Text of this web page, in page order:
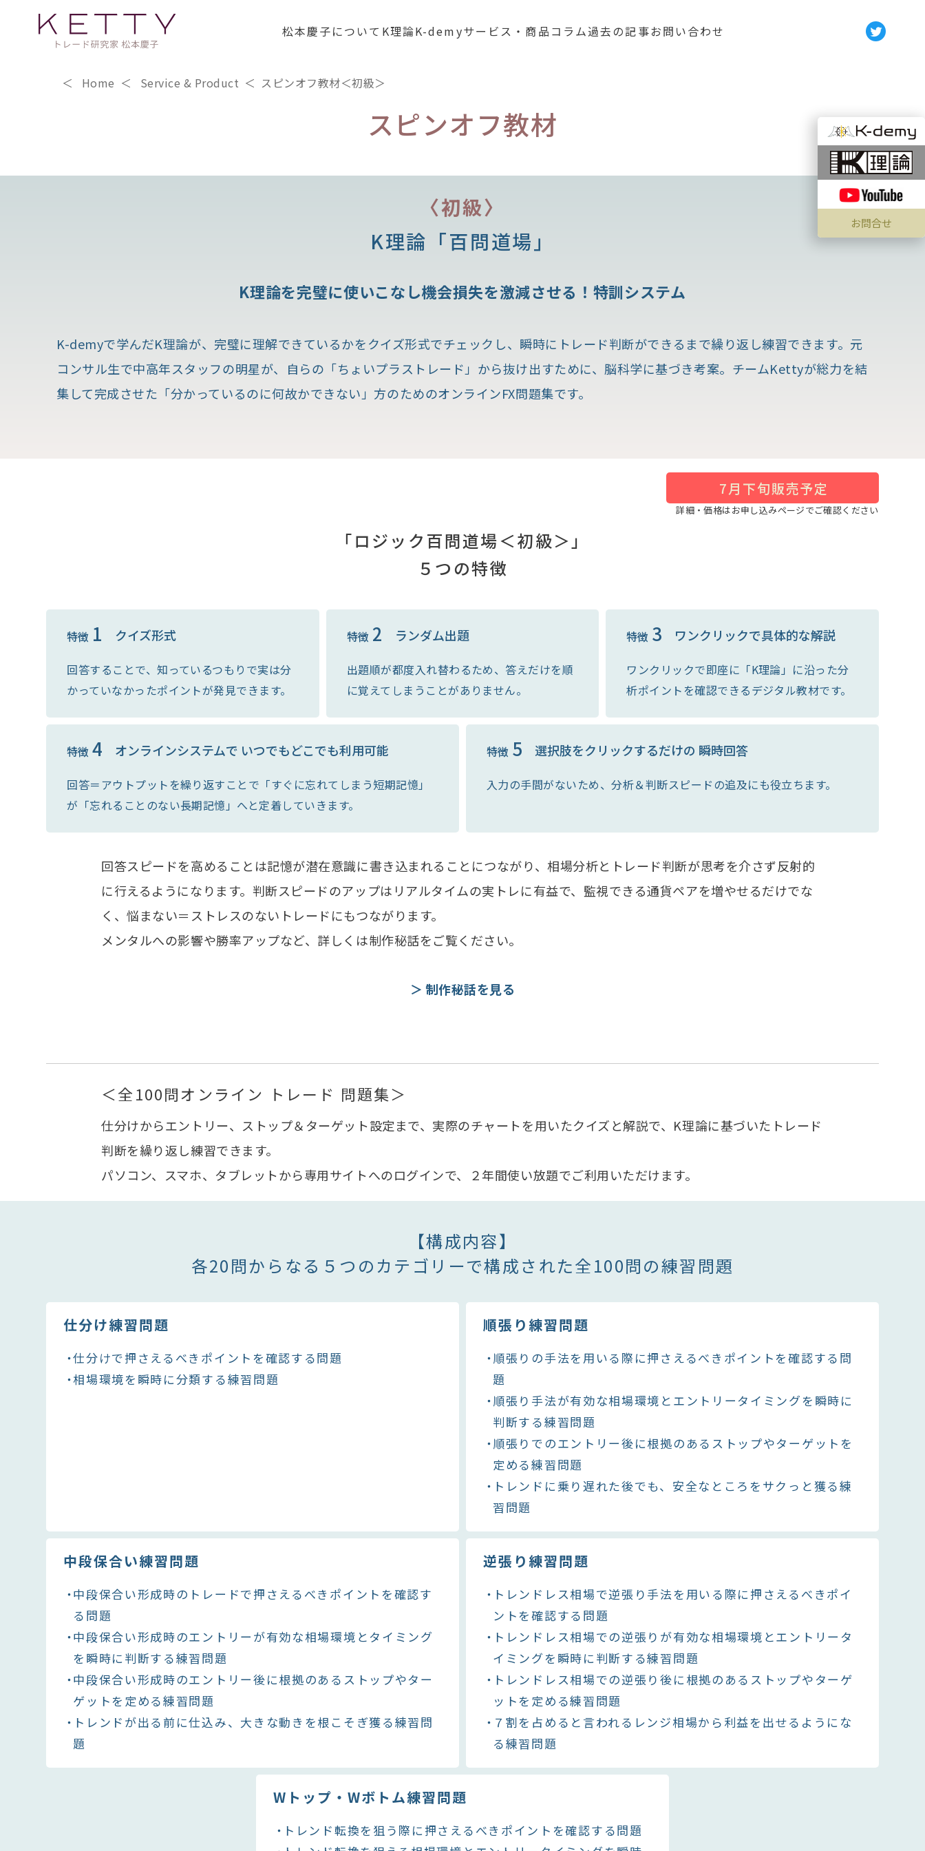
松本慶子について K理論K-demyサービス・商品 コラム過去の記事お問い合わせ
Home Service & Product スピンオフ教材＜初級＞
スピンオフ教材
〈初級〉
K理論「百問道場」
K理論を完璧に使いこなし機会損失を激減させる！特訓システム
K-demyで学んだK理論が、完璧に理解できているかをクイズ形式でチェックし、瞬時にトレード判断ができるまで繰り返し練習できます。元
コンサル生で中高年スタッフの明星が、自らの「ちょいプラストレード」から抜け出すために、脳科学に基づき考案。チームKettyが総力を結
集して完成させた「分かっているのに何故かできない」方のためのオンラインFX問題集です。
7月下旬販売予定
詳細・価格はお申し込みページでご確認ください
「ロジック百問道場＜初級＞」
５つの特徴
特徴 1 クイズ形式
回答することで、知っているつもりで実は分
かっていなかったポイントが発見できます。
特徴 2 ランダム出題
出題順が都度入れ替わるため、答えだけを順
に覚えてしまうことがありません。
特徴 3 ワンクリックで具体的な解説
ワンクリックで即座に「K理論」に沿った分
析ポイントを確認できるデジタル教材です。
特徴 4 オンラインシステムで いつでもどこでも利用可能
回答＝アウトプットを繰り返すことで「すぐに忘れてしまう短期記憶」
が「忘れることのない長期記憶」へと定着していきます。
特徴 5 選択肢をクリックするだけの 瞬時回答
入力の手間がないため、分析＆判断スピードの追及にも役立ちます。
回答スピードを高めることは記憶が潜在意識に書き込まれることにつながり、相場分析とトレード判断が思考を介さず反射的
に行えるようになります。判断スピードのアップはリアルタイムの実トレに有益で、監視できる通貨ペアを増やせるだけでな
く、悩まない＝ストレスのないトレードにもつながります。
メンタルへの影響や勝率アップなど、詳しくは制作秘話をご覧ください。
＞ 制作秘話を見る
＜全100問オンライン トレード 問題集＞
仕分けからエントリー、ストップ＆ターゲット設定まで、実際のチャートを用いたクイズと解説で、K理論に基づいたトレード
判断を繰り返し練習できます。
パソコン、スマホ、タブレットから専用サイトへのログインで、２年間使い放題でご利用いただけます。
【構成内容】
各20問からなる５つのカテゴリーで構成された全100問の練習問題
仕分け練習問題
仕分けで押さえるべきポイントを確認する問題
相場環境を瞬時に分類する練習問題
順張り練習問題
順張りの手法を用いる際に押さえるべきポイントを確認する問
題
順張り手法が有効な相場環境とエントリータイミングを瞬時に
判断する練習問題
順張りでのエントリー後に根拠のあるストップやターゲットを
定める練習問題
トレンドに乗り遅れた後でも、安全なところをサクっと獲る練
習問題
中段保合い練習問題
中段保合い形成時のトレードで押さえるべきポイントを確認す
る問題
中段保合い形成時のエントリーが有効な相場環境とタイミング
を瞬時に判断する練習問題
中段保合い形成時のエントリー後に根拠のあるストップやター
ゲットを定める練習問題
トレンドが出る前に仕込み、大きな動きを根こそぎ獲る練習問
題
逆張り練習問題
トレンドレス相場で逆張り手法を用いる際に押さえるべきポイ
ントを確認する問題
トレンドレス相場での逆張りが有効な相場環境とエントリータ
イミングを瞬時に判断する練習問題
トレンドレス相場での逆張り後に根拠のあるストップやターゲ
ットを定める練習問題
７割を占めると言われるレンジ相場から利益を出せるようにな
る練習問題
Wトップ・Wボトム練習問題
トレンド転換を狙う際に押さえるべきポイントを確認する問題
お問合せ